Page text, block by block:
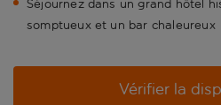
Séjournez dans un grand hôtel
somptueux et un bar chaleureux
Vérifier la